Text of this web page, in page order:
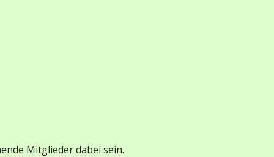
Mitglieder dabei sein.